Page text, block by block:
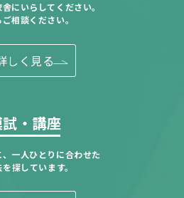
にいらしてください。
相談ください。
しく見る
・講座
一人ひとりに合わせた
探しています。